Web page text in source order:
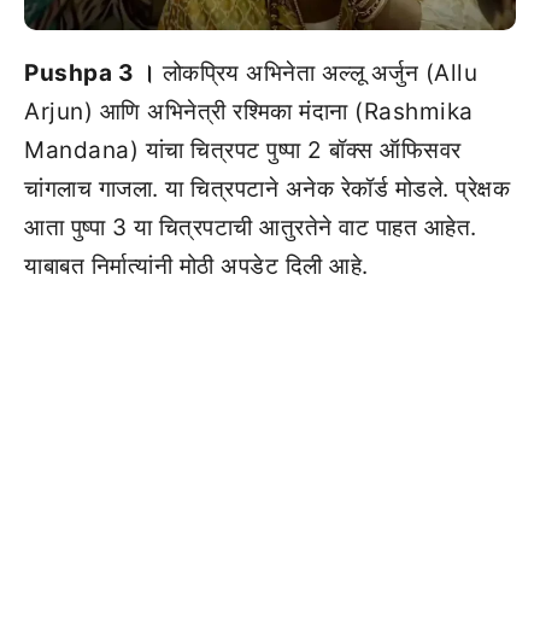
Pushpa 3 । लोकप्रिय अभिनेता अल्लू अर्जुन (Allu
Arjun) आणि अभिनेत्री रश्मिका मंदाना (Rashmika
Mandana) यांचा चित्रपट पुष्पा 2 बॉक्स ऑफिसवर
चांगलाच गाजला. या चित्रपटाने अनेक रेकॉर्ड मोडले. प्रेक्षक
आता पुष्पा 3 या चित्रपटाची आतुरतेने वाट पाहत आहेत.
याबाबत निर्मात्यांनी मोठी अपडेट दिली आहे.